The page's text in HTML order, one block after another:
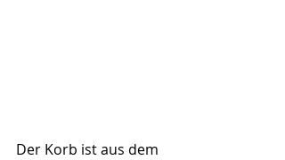
Der Korb ist aus dem